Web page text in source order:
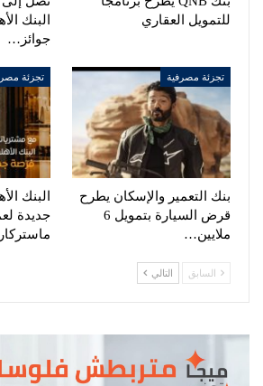
للتمويل العقاري
البنك
جوائز…
تجزئة مصرفية
بنك التعمير والإسكان يطرح
قرض السيارة بتمويل 6
ملايين…
تجزئة
البنك
جديدة
السابق التالي